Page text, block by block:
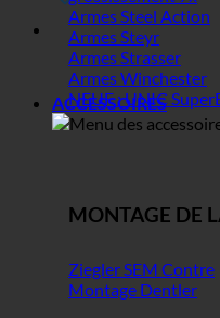
Armes Steel Action
Armes Steyr
Armes Strasser
Armes Winchester
NEUF : UNIC
ACCESSOIRES
MONTAGE DE
Ziegler SEM Contre
Montage Dentler